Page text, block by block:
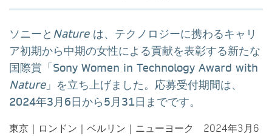
ソニーと Natureは、テクノロジーに携わるキャリ
ア初期から中期の女性による貢献を表彰する新たな
国際賞「Sony Women in Technology Award with
Nature」を立ち上げました。応募受付期間は、
2024年3月6日から5月31日までです。
東京｜ロンドン｜ベルリン｜ニューヨーク 2024年3月6